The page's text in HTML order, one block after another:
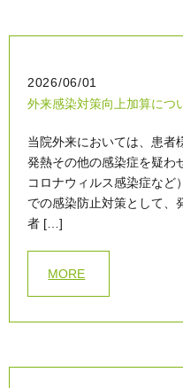
2026/06/01
外来感染対策向上加算につ
当院外来においては、患者
発熱その他の感染症を疑わ
コロナウィルス感染症など
での感染防止対策として、
者 […]
MORE